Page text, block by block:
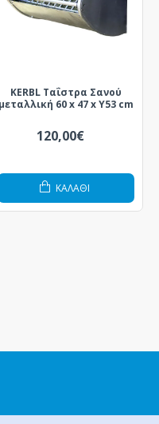
KERBL Ταΐστρα Σανού
μεταλλική 60 x 47 x Y53 cm
120,00€
ΚΑΛΆΘΙ